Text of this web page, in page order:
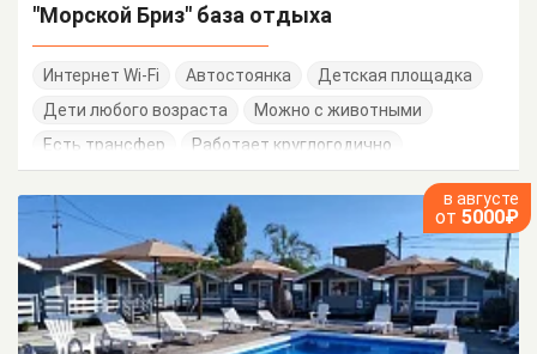
"Морской Бриз" база отдыха
Интернет Wi-Fi Автостоянка
Детская площадка
Дети любого возраста
Можно с животными
Есть трансфер
Работает круглогодично
в августе
от 5000₽